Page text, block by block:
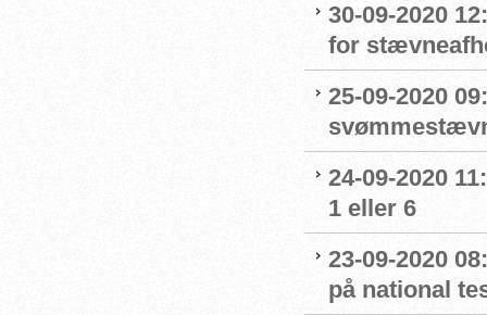
30-09-2020
for
25-09-2020
24-09-2020
1 eller 6
23-09-2020
på national